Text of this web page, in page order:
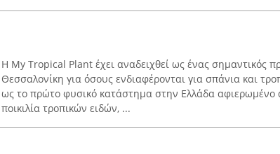
Η My Tropical Plant έχει αναδειχθεί ως ένας σημαντικός
Θεσσαλονίκη για όσους ενδιαφέρονται για σπάνια και
ως το πρώτο φυσικό κατάστημα στην Ελλάδα αφιερωμένο
ποικιλία τροπικών ειδών, ...